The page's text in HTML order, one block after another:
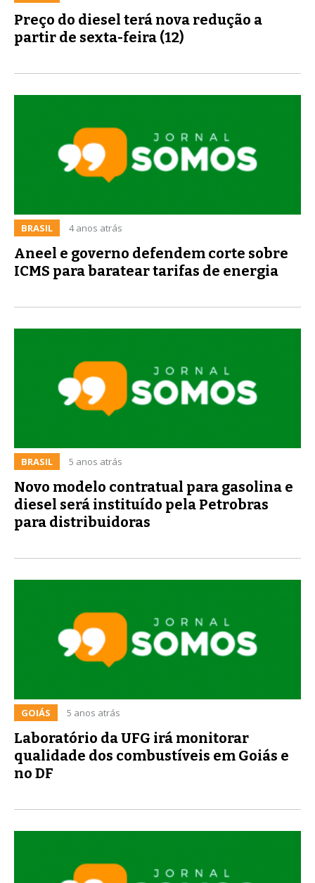
Preço do diesel terá nova redução a
partir de sexta-feira (12)
BRASIL 4 anos atrás
Aneel e governo defendem corte sobre
ICMS para baratear tarifas de energia
BRASIL 5 anos atrás
Novo modelo contratual para gasolina e
diesel será instituído pela Petrobras
para distribuidoras
GOIÁS 5 anos atrás
Laboratório da UFG irá monitorar
qualidade dos combustíveis em Goiás e
no DF